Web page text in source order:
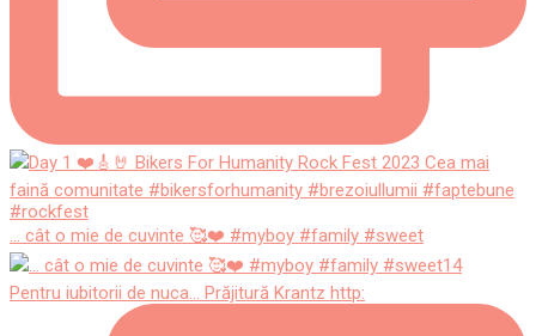
... cât o mie de cuvinte 🥰❤️ #myboy #family #sweet
Pentru iubitorii de nuca... Prăjitură Krantz http: